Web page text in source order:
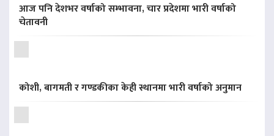
आज पनि देशभर वर्षाको सम्भावना, चार प्रदेशमा भारी वर्षाको
चेतावनी
कोशी, बागमती र गण्डकीका केही स्थानमा भारी वर्षाको अनुमान